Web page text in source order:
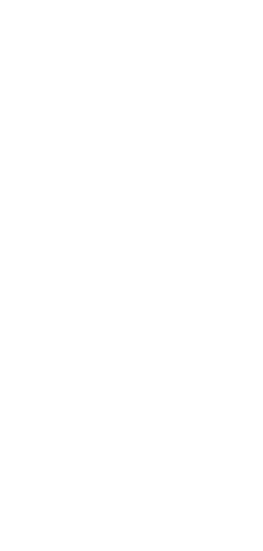
Jesu Christi, welche uns die
ihr stark werdet“ (
Menschen war dieses Jahr,
Viele sind mit diesen
existenzielle Ängste
aggressiv und wütend werden,
In einer Zeit, wie wir sie heute
weiterzukommen.
„Wachet aber allezeit und
und Kraft. Denn sie
Sagen wir also JA zu
der verschwindet keine Zeit.
geschehe, der kann
keine Zeit für Sachen und
euch kaum Nutzen für das
ihr nutzen sollt, um eure
brauchen wir, um nicht zu